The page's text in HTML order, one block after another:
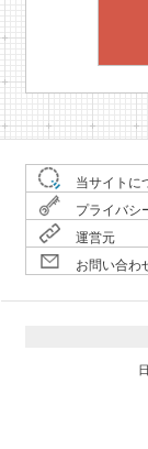
当サイトに
プライバシ
運営元
お問い合わ